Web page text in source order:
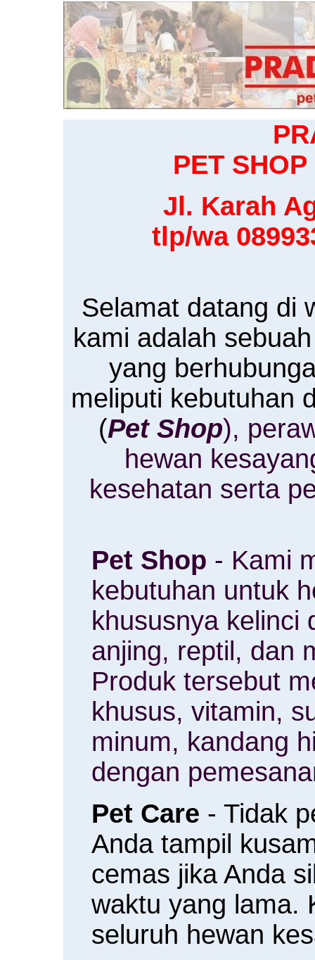
PET
Jl. Karah
tlp/wa
Selamat datang di
kami adalah
yang
meliputi kebutuhan
(Pet Shop),
hewan
kesehatan serta
Pet Shop - Kami
kebutuhan untuk
khususnya kelinci
anjing, reptil, dan
Produk tersebut
khusus, vitamin,
minum, kandang
dengan
Pet Care - Tidak
Anda tampil
cemas jika Anda
waktu yang lama.
seluruh hewan